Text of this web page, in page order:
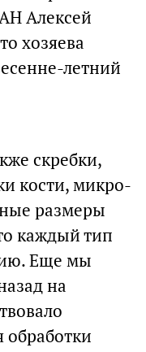
Алексей
хозяева
летний
скребки,
кости, микро-
размеры
каждый тип
Еще мы
на
обработки